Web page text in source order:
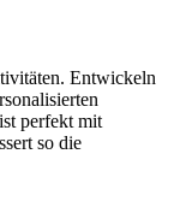
Entwickeln
perfekt mit
so die